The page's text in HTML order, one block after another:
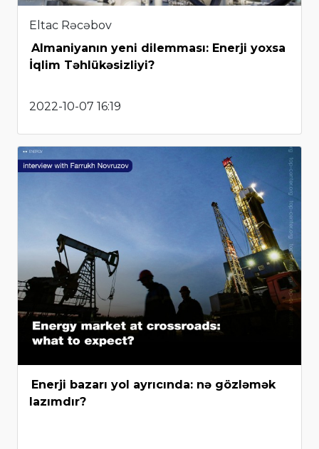
Eltac Rəcəbov
Almaniyanın yeni dilemması: Enerji yoxsa
İqlim Təhlükəsizliyi?
2022-10-07 16:19
Enerji bazarı yol ayrıcında: nə gözləmək
lazımdır?